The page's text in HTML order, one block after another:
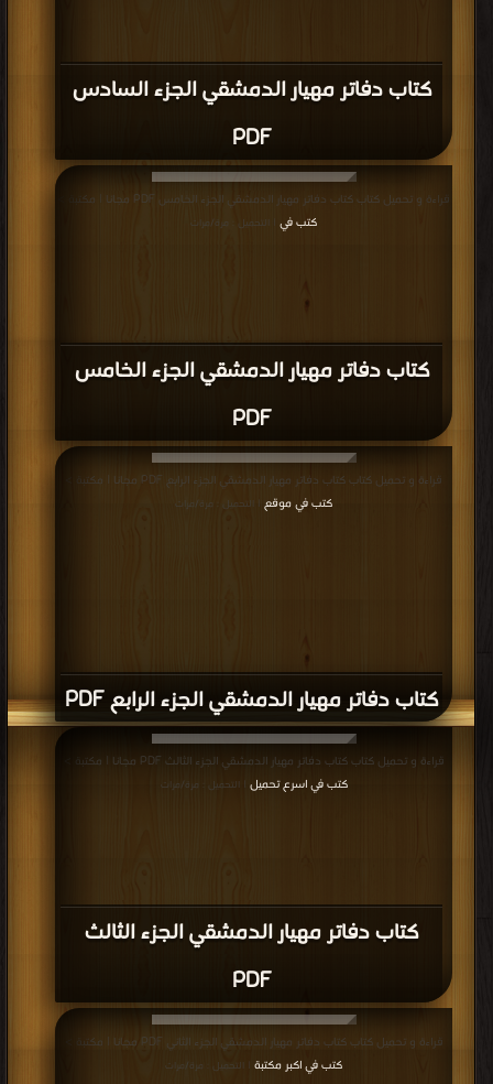
كتاب دفاتر مهيار الدمشقي الجزء السادس
PDF
كتاب دفاتر مهيار الدمشقي الجزء الخامس
PDF
قراءة و تحميل كتاب كتاب دفاتر مهيار الدمشقي الجزء الخامس PDF مجانا | مكتبة >
كتب في
| التحميل : مرة/مرات
كتاب دفاتر مهيار الدمشقي الجزء الرابع PDF
قراءة و تحميل كتاب كتاب دفاتر مهيار الدمشقي الجزء الرابع PDF مجانا | مكتبة >
كتب في موقع | التحميل : مرة/مرات
كتاب دفاتر مهيار الدمشقي الجزء الثالث
PDF
قراءة و تحميل كتاب كتاب دفاتر مهيار الدمشقي الجزء الثالث PDF مجانا | مكتبة >
كتب في اسرع تحميل
| التحميل : مرة/مرات
قراءة و تحميل كتاب كتاب دفاتر مهيار الدمشقي الجزء الثاني PDF مجانا | مكتبة >
كتب في اكبر مكتبة
| التحميل : مرة/مرات